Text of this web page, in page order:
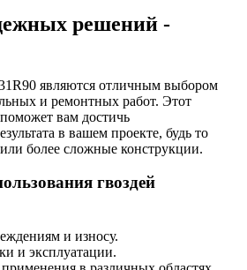
решений -
являются отличным выбором
и ремонтных работ. Этот
вам достичь
в вашем проекте, будь то
более сложные конструкции.
гвоздей
и износу.
и эксплуатации.